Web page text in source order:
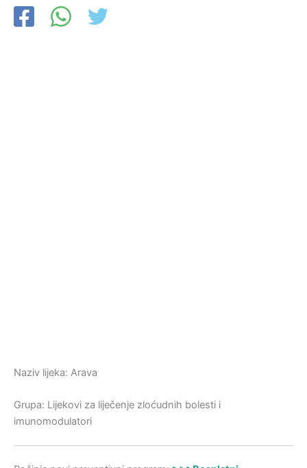
Naziv lijeka: Arava
Grupa: Lijekovi za liječenje zloćudnih bolesti i
imunomodulatori